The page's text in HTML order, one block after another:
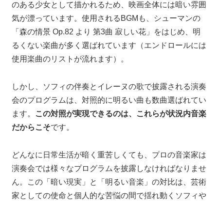
のある少女として描かれるため、映画全体には暗い雰囲
気が漂っています。使用されるBGMも、シューマンの
「森の情景 Op.82 より 第3曲 寂しい花」をはじめ、明
るくない楽曲が多く選ばれています（エンドロールには
使用楽曲のリストが流れます）。
しかし、ソフィの伴奏とイレーヌの歌で披露される演奏
会のプログラムは、対照的に明るい曲も数曲選ばれてい
ます。
この対照が実現できるのは、これらが状況内音楽
だからこそです。
どんなに日常生活が暗く重苦しくても、プロの音楽家は
演奏会では様々なプログラムを披露しなければなりませ
ん。この「暗い現実」と「明るい音楽」の対比は、芸術
家としての使命と個人的な苦悩の間で揺れ動くソフィや